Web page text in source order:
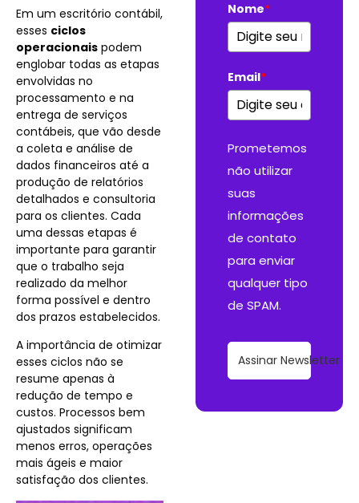
Em um escritório contábil,
esses ciclos
operacionais podem
englobar todas as etapas
envolvidas no
processamento e na
entrega de serviços
contábeis, que vão desde
a coleta e análise de
dados financeiros até a
produção de relatórios
detalhados e consultoria
para os clientes. Cada
uma dessas etapas é
importante para garantir
que o trabalho seja
realizado da melhor
forma possível e dentro
dos prazos estabelecidos.
A importância de otimizar
esses ciclos não se
resume apenas à
redução de tempo e
custos. Processos bem
ajustados significam
menos erros, operações
mais ágeis e maior
satisfação dos clientes.
Nome*
Email*
Prometemos
não utilizar
suas
informações
de contato
para enviar
qualquer tipo
de SPAM.
Assinar Newsletter